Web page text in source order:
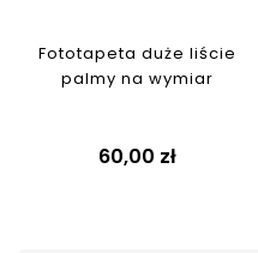
Fototapeta duże liście
palmy na wymiar
Cena
60,00 zł